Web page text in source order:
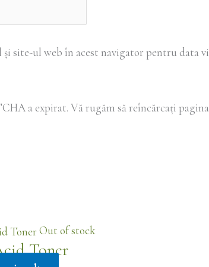
și site-ul web în acest navigator pentru data
a expirat. Vă rugăm să reîncărcați
Out of stock
Toner